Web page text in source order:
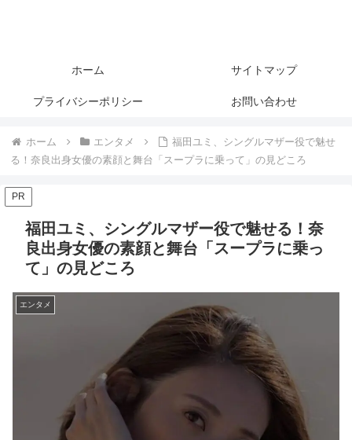
ホーム サイトマップ
プライバシーポリシー お問い合わせ
ホーム エンタメ
福田ユミ、シングルマザー役で魅せ
る！奈良出身女優の素顔と舞台「スープラに乗って」の見どころ
PR
福田ユミ、シングルマザー役で魅せる！奈
良出身女優の素顔と舞台「スープラに乗っ
て」の見どころ
エンタメ